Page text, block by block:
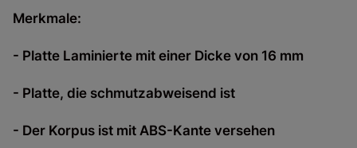
Merkmale:
- Platte Laminierte mit einer Dicke von 16 mm
- Platte, die schmutzabweisend ist
- Der Korpus ist mit ABS-Kante versehen